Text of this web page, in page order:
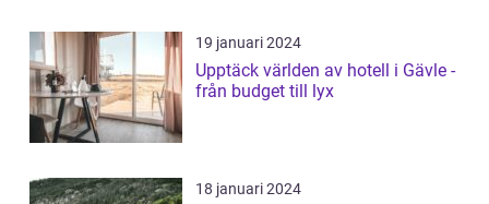
19 januari 2024
Upptäck världen av hotell i Gävle -
från budget till lyx
18 januari 2024